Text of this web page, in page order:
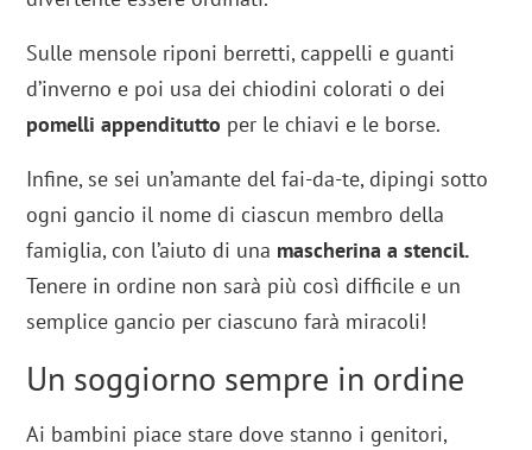
Sulle mensole riponi berretti, cappelli e guanti
d’inverno e poi usa dei chiodini colorati o dei
pomelli appenditutto per le chiavi e le borse.
Infine, se sei un’amante del fai-da-te, dipingi sotto
ogni gancio il nome di ciascun membro della
famiglia, con l’aiuto di una mascherina a stencil.
Tenere in ordine non sarà più così difficile e un
semplice gancio per ciascuno farà miracoli!
Un soggiorno sempre in ordine
Ai bambini piace stare dove stanno i genitori,